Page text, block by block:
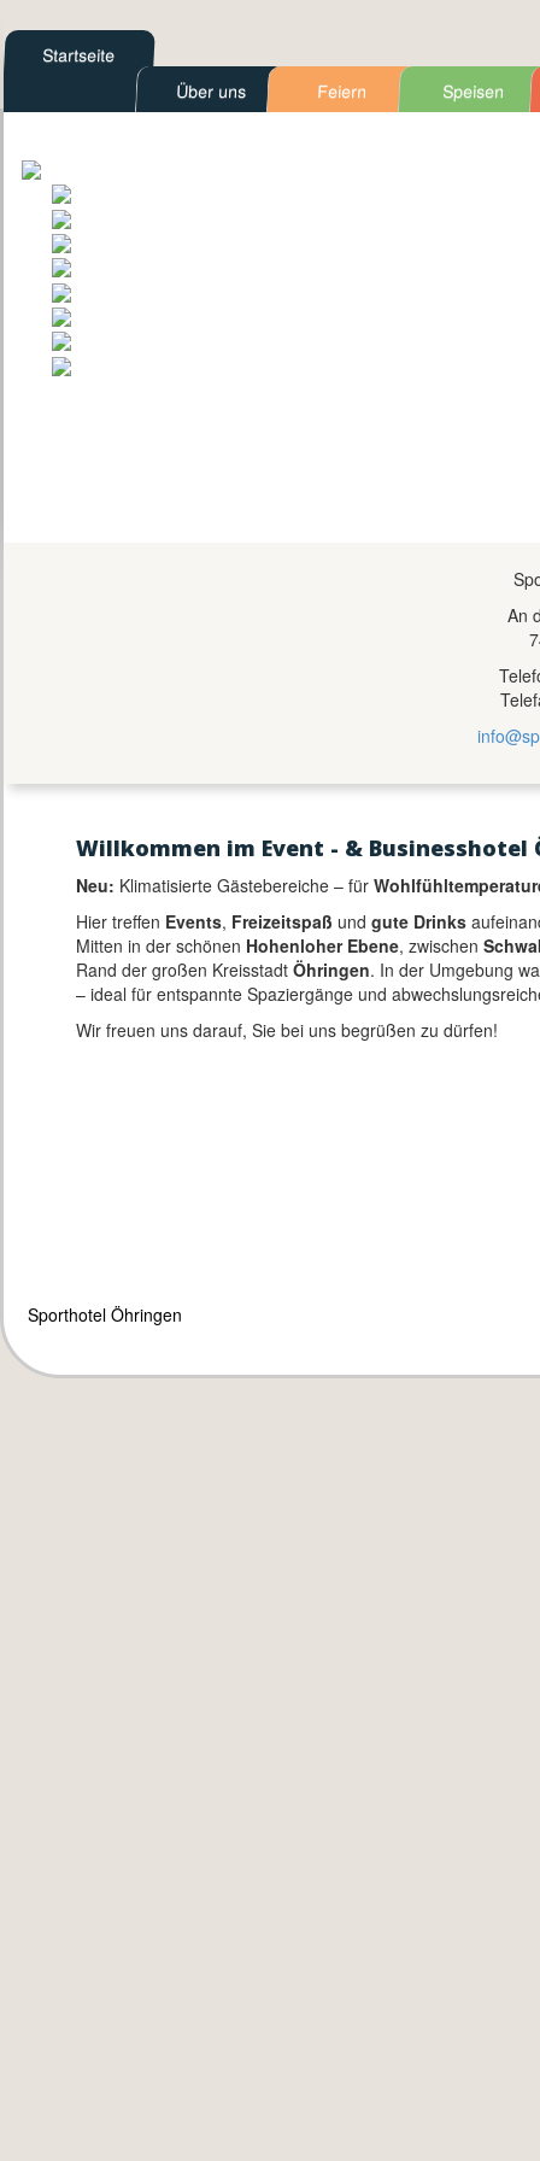
Startseite
Über uns
Feiern Speisen
An
Willkommen im Event - & Businesshotel
Neu: Klimatisierte Gästebereiche – für
Hier treffen Events, Freizeitspaß und gute Drinks
Mitten in der schönen Hohenloher Ebene, zwischen
Rand der großen Kreisstadt Öhringen. In der Umgebung
– ideal für entspannte Spaziergänge und
Wir freuen uns darauf, Sie bei uns begrüßen zu dürfen!
Sporthotel Öhringen